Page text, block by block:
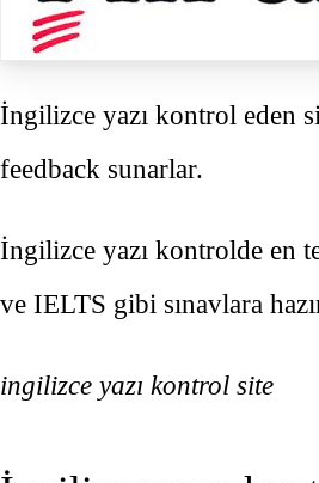
İngilizce yazı kontrol eden
feedback sunarlar.
İngilizce yazı kontrolde en
ve IELTS gibi sınavlara
ingilizce yazı kontrol site